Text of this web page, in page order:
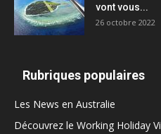
vont vous...
26 octobre 2022
Rubriques populaires
Les News en Australie
Découvrez le Working Holiday